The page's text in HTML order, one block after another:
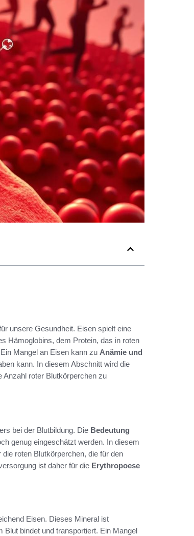
unsere Gesundheit. Eisen spielt eine
Hämoglobins, dem Protein, das in roten
Mangel an Eisen kann zu Anämie und
kann. In diesem Abschnitt wird die
Anzahl roter Blutkörperchen zu
bei der Blutbildung. Die Bedeutung
genug eingeschätzt werden. In diesem
roten Blutkörperchen, die für den
ist daher für die Erythropoese
Eisen. Dieses Mineral ist
bindet und transportiert. Ein Mangel